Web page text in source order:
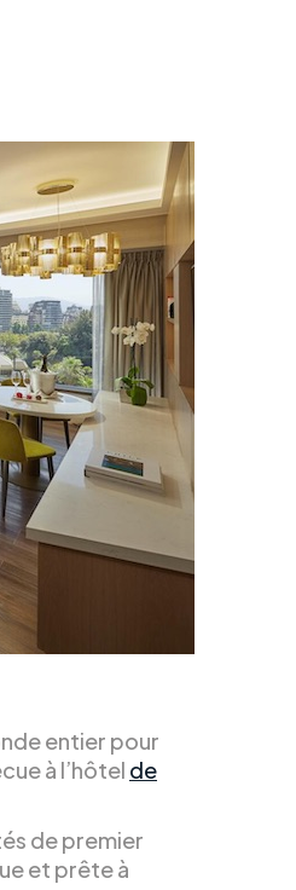
entier pour
à l’hôtel de
de premier
et prête à